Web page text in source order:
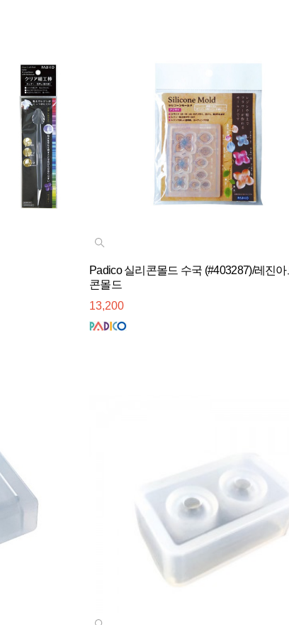
Padico 실리콘몰드 수국 (#403287)/레진
콘몰드
13,200